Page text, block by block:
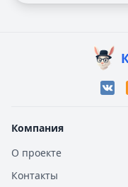
Компания
О проекте
Контакты